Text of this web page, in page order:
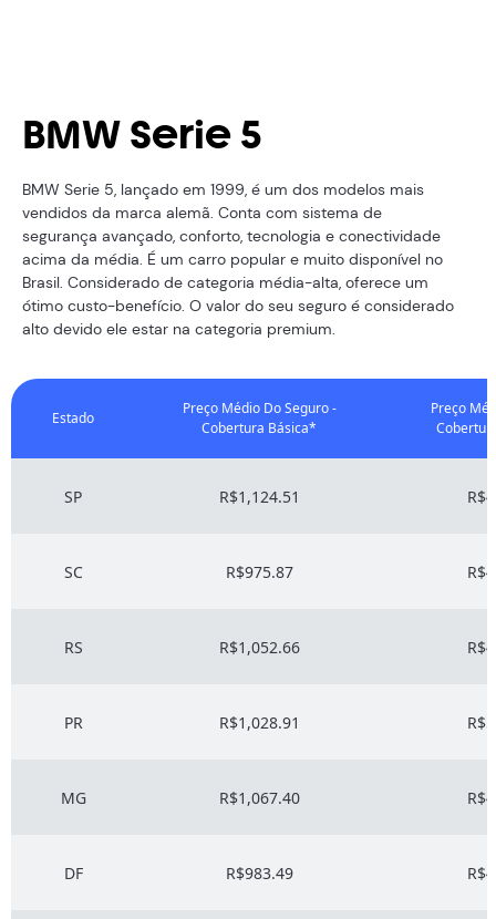
BMW Serie 5
BMW Serie 5, lançado em 1999, é um dos modelos mais
vendidos da marca alemã. Conta com sistema de
segurança avançado, conforto, tecnologia e conectividade
acima da média. É um carro popular e muito disponível no
Brasil. Considerado de categoria média-alta, oferece um
ótimo custo-benefício. O valor do seu seguro é considerado
alto devido ele estar na categoria premium.
Estado
Preço Médio Do Seguro -
Cobertura Básica*
Preço
SP R$1,124.51
SC R$975.87
RS R$1,052.66
PR R$1,028.91
MG R$1,067.40
DF R$983.49